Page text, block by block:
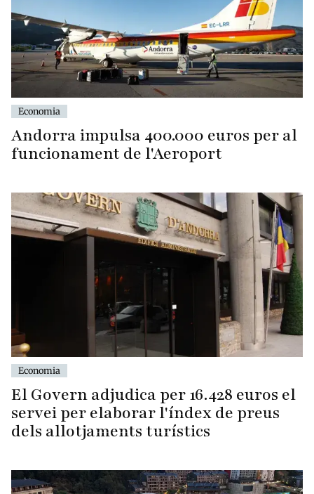
Economia
Andorra impulsa 400.000 euros per al
funcionament de l'Aeroport
Economia
El Govern adjudica per 16.428 euros el
servei per elaborar l'índex de preus
dels allotjaments turístics